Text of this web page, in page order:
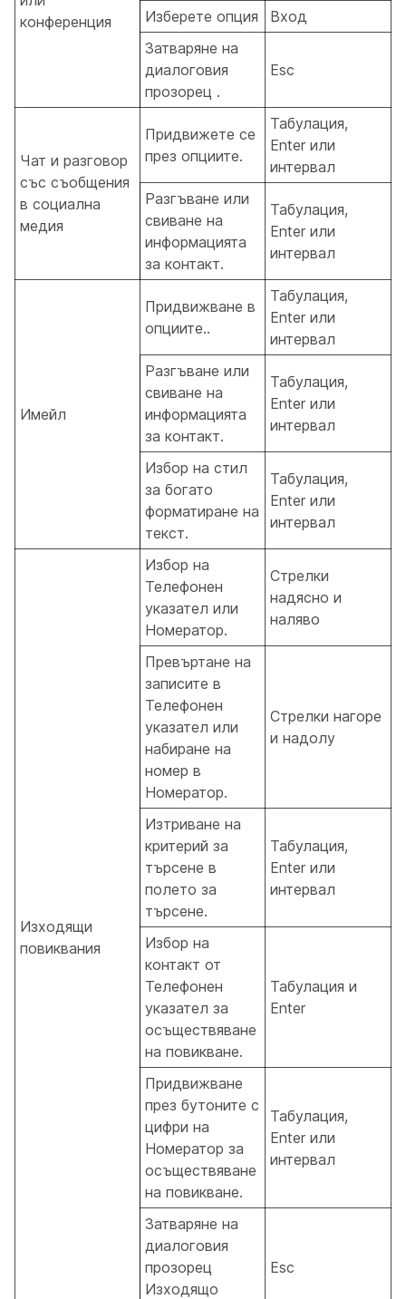
конференция
Изберете опция
Вход
Затваряне на
диалоговия
прозорец .
Esc
Чат и разговор
със съобщения
в социална
медия
Придвижете се
през опциите.
Табулация,
Enter или
интервал
Разгъване или
свиване на
информацията
за контакт.
Табулация,
Enter или
интервал
Имейл
Придвижване в
опциите..
Табулация,
Enter или
интервал
Разгъване или
свиване на
информацията
за контакт.
Табулация,
Enter или
интервал
Избор на стил
за богато
форматиране на
текст.
Табулация,
Enter или
интервал
Изходящи
повиквания
Избор на
Телефонен
указател или
Номератор.
Стрелки
надясно и
наляво
Превъртане на
записите в
Телефонен
указател или
набиране на
номер в
Номератор.
Стрелки нагоре
и надолу
Изтриване на
критерий за
търсене в
полето за
търсене.
Табулация,
Enter или
интервал
Избор на
контакт от
Телефонен
указател за
осъществяване
на повикване.
Табулация и
Enter
Придвижване
през бутоните с
цифри на
Номератор за
осъществяване
на повикване.
Табулация,
Enter или
интервал
Затваряне на
диалоговия
прозорец
Изходящо
Esc